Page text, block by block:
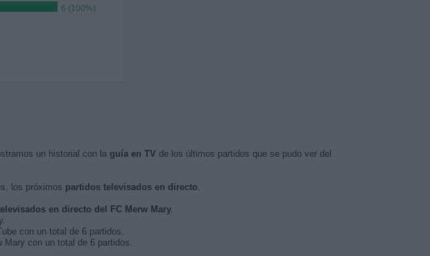
6 (100%)
un historial con la guía en TV de los últimos partidos que se pudo ver del
los próximos partidos televisados en directo.
en directo del FC Merw Mary.
con un total de 6 partidos.
Mary con un total de 6 partidos.